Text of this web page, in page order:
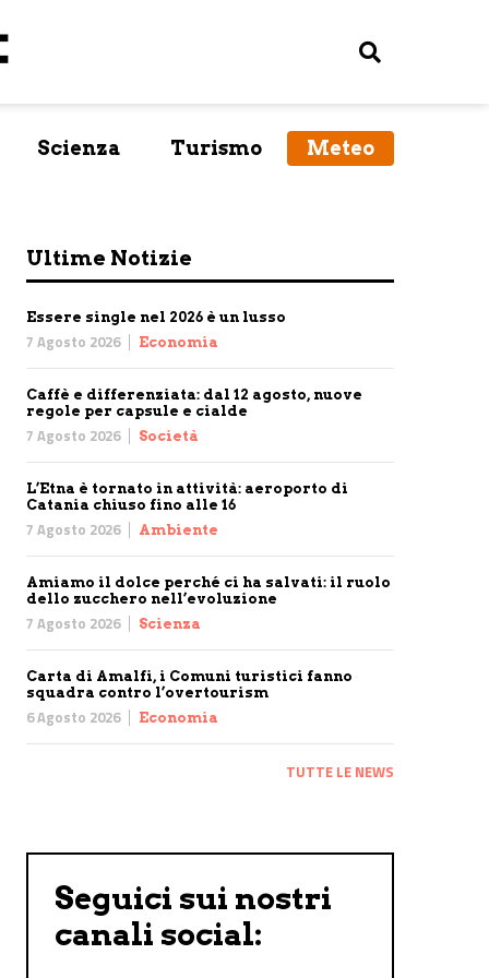
Scienza Turismo Meteo
Ultime Notizie
Essere single nel 2026 è un lusso
7 Agosto 2026 Economia
Caffè e differenziata: dal 12 agosto, nuove
regole per capsule e cialde
7 Agosto 2026 Società
L’Etna è tornato in attività: aeroporto di
Catania chiuso fino alle 16
7 Agosto 2026 Ambiente
Amiamo il dolce perché ci ha salvati: il ruolo
dello zucchero nell’evoluzione
7 Agosto 2026 Scienza
Carta di Amalfi, i Comuni turistici fanno
squadra contro l’overtourism
6 Agosto 2026 Economia
TUTTE LE NEWS
Seguici sui nostri
canali social: